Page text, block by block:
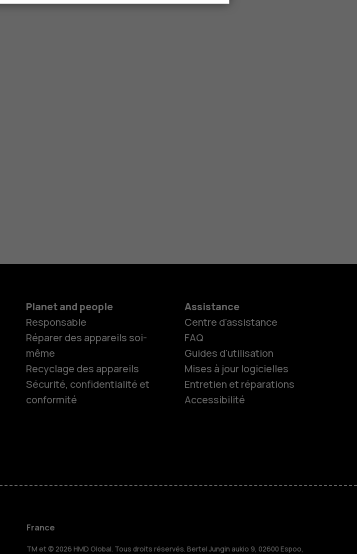
les entreprises
Planet and people
Responsable
Réparer des appareils soi-
même
Recyclage des appareils
Sécurité, confidentialité et
conformité
Assistance
Centre d'assistance
FAQ
Guides d'utilisation
Mises à jour logicielles
Entretien et réparations
Accessibilité
France
TM et © 2026 HMD Global. Tous droits réservés. Bertel Jungin aukio 9, 02600 Espoo,